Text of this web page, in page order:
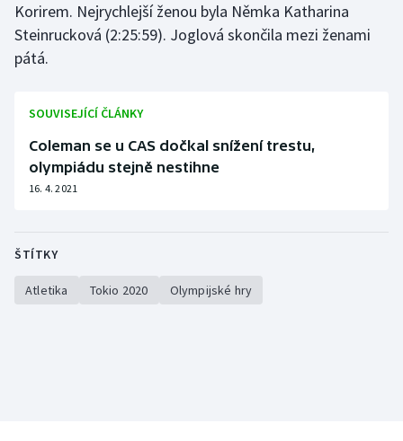
Korirem. Nejrychlejší ženou byla Němka Katharina
Steinrucková (2:25:59). Joglová skončila mezi ženami
pátá.
SOUVISEJÍCÍ ČLÁNKY
Coleman se u CAS dočkal snížení trestu,
olympiádu stejně nestihne
16. 4. 2021
ŠTÍTKY
Atletika Tokio 2020 Olympijské hry